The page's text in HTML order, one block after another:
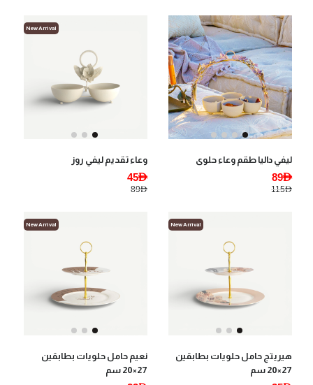
ليفي داليا طقم وعاء حلوى
89AED
115AED
New Arrival
وعاء تقديم ليفي روز
45AED
89AED
New Arrival
هيريتج حامل حلويات بطابقين
27×20 سم
New Arrival
نعيم حامل حلويات بطابقين
27×20 سم